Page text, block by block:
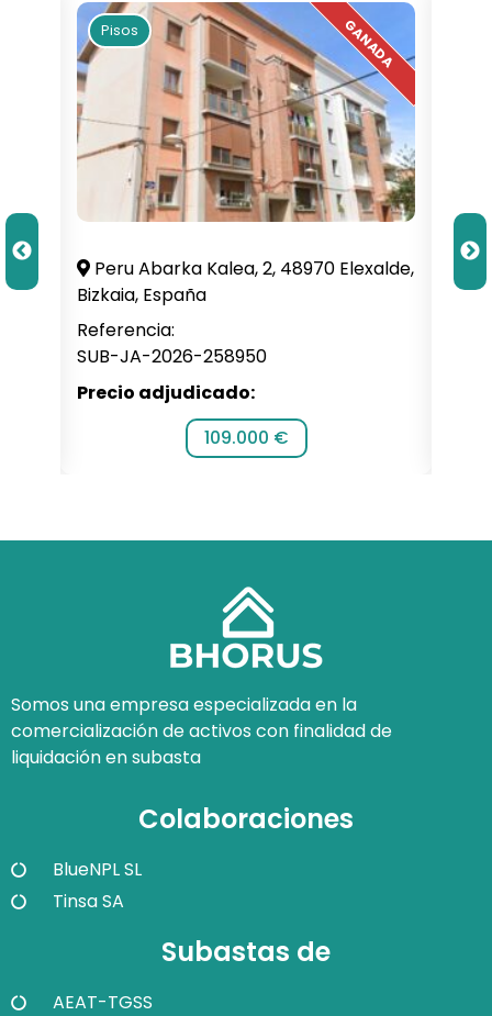
Pisos
Peru Abarka Kalea, 2, 48970 Elexalde,
Bizkaia, España
Referencia:
SUB-JA-2026-258950
Precio adjudicado:
109.000 €
C.
Somos una empresa especializada en la
comercialización de activos con finalidad de
liquidación en subasta
Colaboraciones
BlueNPL SL
Tinsa SA
Subastas de
AEAT-TGSS